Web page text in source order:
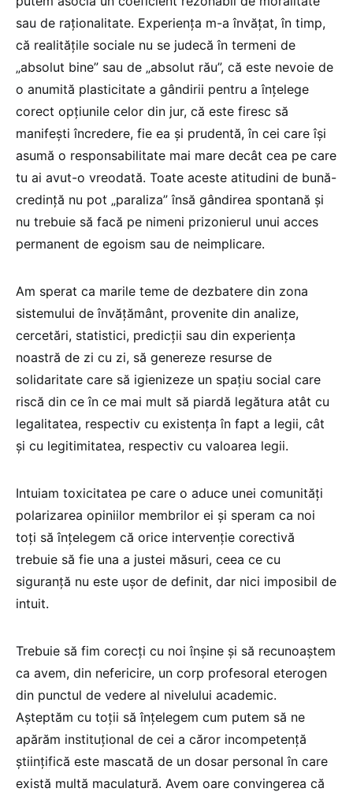
sau de raționalitate. Experiența m-a învățat, în timp,
că realitățile sociale nu se judecă în termeni de
„absolut bine” sau de „absolut rău”, că este nevoie de
o anumită plasticitate a gândirii pentru a înțelege
corect opțiunile celor din jur, că este firesc să
manifești încredere, fie ea și prudentă, în cei care își
asumă o responsabilitate mai mare decât cea pe care
tu ai avut-o vreodată. Toate aceste atitudini de bună-
credință nu pot „paraliza” însă gândirea spontană și
nu trebuie să facă pe nimeni prizonierul unui acces
permanent de egoism sau de neimplicare.
Am sperat ca marile teme de dezbatere din zona
sistemului de învățământ, provenite din analize,
cercetări, statistici, predicții sau din experiența
noastră de zi cu zi, să genereze resurse de
solidaritate care să igienizeze un spațiu social care
riscă din ce în ce mai mult să piardă legătura atât cu
legalitatea, respectiv cu existența în fapt a legii, cât
și cu legitimitatea, respectiv cu valoarea legii.
Intuiam toxicitatea pe care o aduce unei comunități
polarizarea opiniilor membrilor ei și speram ca noi
toți să înțelegem că orice intervenție corectivă
trebuie să fie una a justei măsuri, ceea ce cu
siguranță nu este ușor de definit, dar nici imposibil de
intuit.
Trebuie să fim corecți cu noi înșine și să recunoaștem
ca avem, din nefericire, un corp profesoral eterogen
din punctul de vedere al nivelului academic.
Așteptăm cu toții să înțelegem cum putem să ne
apărăm instituțional de cei a căror incompetență
științifică este mascată de un dosar personal în care
există multă maculatură. Avem oare convingerea că